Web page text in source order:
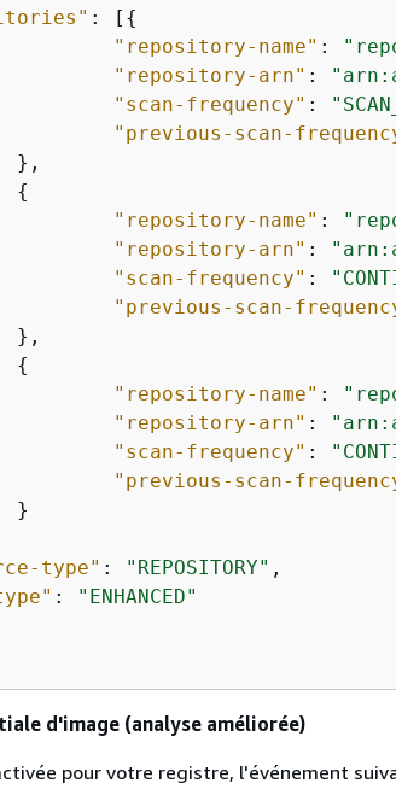
: [ {
"repository-name" :
"repository-arn" :
"scan-frequency" :
"previous-scan-
{
"repository-name" :
"repository-arn" :
"scan-frequency" :
"previous-scan-
{
"repository-name" :
"repository-arn" :
"scan-frequency" :
"previous-scan-
type" : "REPOSITORY" ,
:
"ENHANCED"
d'image (analyse améliorée)
pour votre registre, l'événement